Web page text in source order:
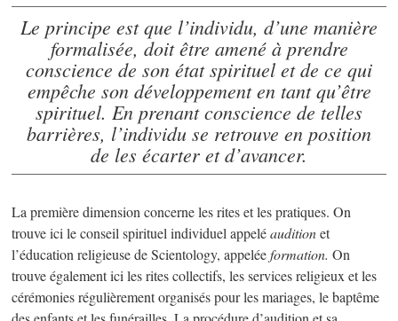
Le principe est que l’individu, d’une manière
formalisée, doit être amené à prendre
conscience de son état spirituel et de ce qui
empêche son développement en tant qu’être
spirituel. En prenant conscience de telles
barrières, l’individu se retrouve en position
de les écarter et d’avancer.
La première dimension concerne les rites et les pratiques. On
trouve ici le conseil spirituel individuel appeléauditionet
l’éducation religieuse de Scientology, appeléeformation. On
trouve également ici les rites collectifs, les services religieux et les
cérémonies régulièrement organisés pour les mariages, le baptême